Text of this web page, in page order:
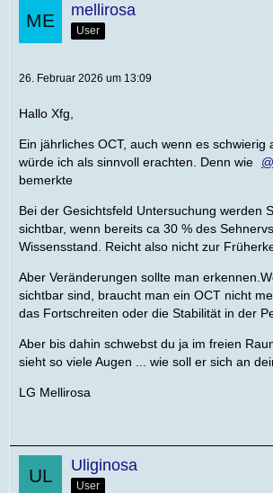
mellirosa
User
26. Februar 2026 um 13:09
Hallo Xfg,
Ein jährliches OCT, auch wenn es schwierig
würde ich als sinnvoll erachten. Denn wie
bemerkte
Bei der Gesichtsfeld Untersuchung werden
sichtbar, wenn bereits ca 30 % des
Wissensstand. Reicht also nicht zur
Aber Veränderungen sollte man
sichtbar sind, braucht man ein OCT nicht
das Fortschreiten oder die Stabilität in der
Aber bis dahin schwebst du ja im freien
sieht so viele Augen ... wie soll er sich an
LG Mellirosa
Uliginosa
User